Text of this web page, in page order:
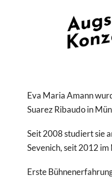
Eva Maria Amann
Suarez Ribaudo in
Seit 2008 studiert sie
Sevenich, seit 2012
Erste